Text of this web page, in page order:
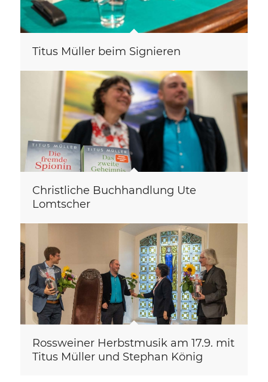
Titus Müller beim Signieren
Christliche Buchhandlung Ute
Lomtscher
Rossweiner Herbstmusik am 17.9. mit
Titus Müller und Stephan König